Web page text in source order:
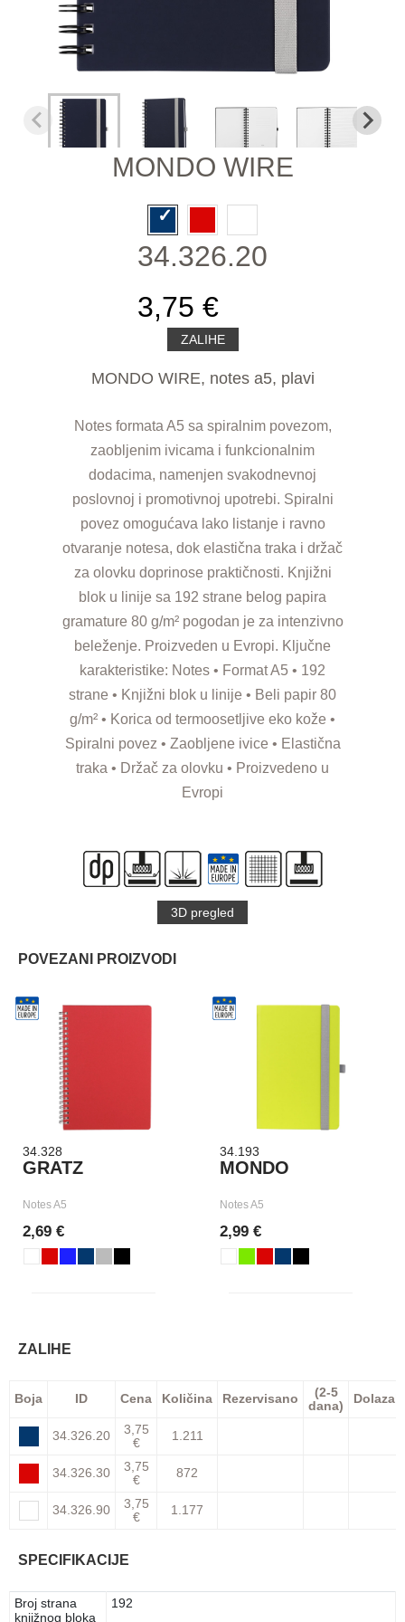
MONDO WIRE
34.326.20
3,75 €
ZALIHE
MONDO WIRE, notes a5, plavi
Notes formata A5 sa spiralnim povezom,
zaobljenim ivicama i funkcionalnim
dodacima, namenjen svakodnevnoj
poslovnoj i promotivnoj upotrebi. Spiralni
povez omogućava lako listanje i ravno
otvaranje notesa, dok elastična traka i držač
za olovku doprinose praktičnosti. Knjižni
blok u linije sa 192 strane belog papira
gramature 80 g/m² pogodan je za intenzivno
beleženje. Proizveden u Evropi. Ključne
karakteristike: Notes • Format A5 • 192
strane • Knjižni blok u linije • Beli papir 80
g/m² • Korica od termoosetljive eko kože •
Spiralni povez • Zaobljene ivice • Elastična
traka • Držač za olovku • Proizvedeno u
Evropi
3D pregled
POVEZANI PROIZVODI
34.328
GRATZ
Notes A5
2,69 €
34.193
MONDO
Notes A5
2,99 €
ZALIHE
Boja ID Cena Količina Rezervisano
(2-5
dana)
Dolazak
34.326.20
3,75
€
1.211
34.326.30
3,75
€
872
34.326.90
3,75
€
1.177
SPECIFIKACIJE
Broj strana
knjižnog bloka
192